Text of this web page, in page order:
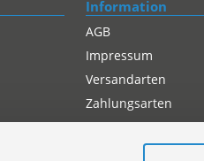
Information
AGB
Impressum
Versandarten
Zahlungsarten
Compliance
Datenschutz